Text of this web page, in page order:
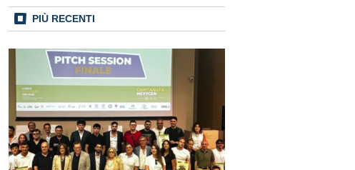
PIÙ RECENTI